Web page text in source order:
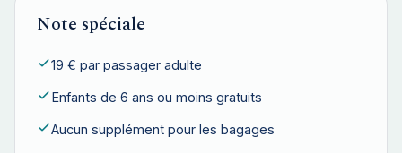
Note spéciale
19 € par passager adulte
Enfants de 6 ans ou moins gratuits
Aucun supplément pour les bagages